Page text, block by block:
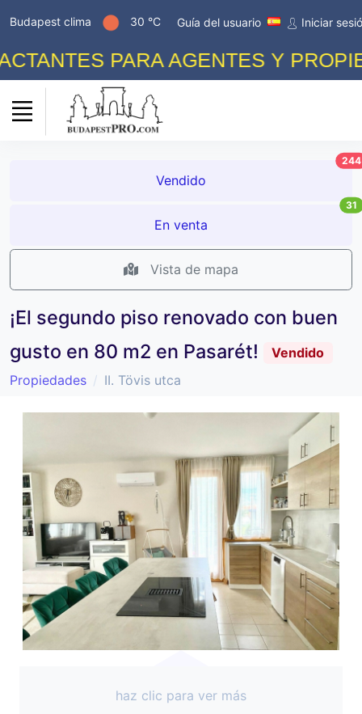
Budapest clima 30 °C Guía del usuario Iniciar
PARA AGENTES Y
Vendido
244
En venta
31
Vista de mapa
¡El segundo piso renovado con buen
gusto en 80 m2 en Pasarét!
Vendido
Propiedades
II. Tövis utca
haz clic para ver más